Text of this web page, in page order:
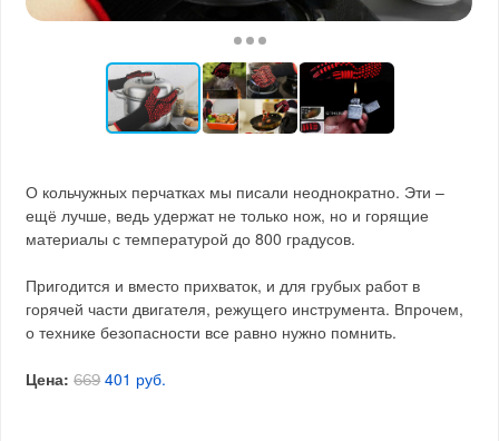
О кольчужных перчатках мы писали неоднократно. Эти –
ещё лучше, ведь удержат не только нож, но и горящие
материалы с температурой до 800 градусов.
Пригодится и вместо прихваток, и для грубых работ в
горячей части двигателя, режущего инструмента. Впрочем,
о технике безопасности все равно нужно помнить.
Цена: 669 401 руб.